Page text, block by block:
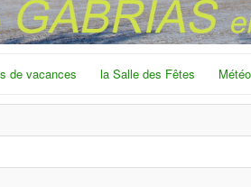
de vacances la Salle des Fêtes